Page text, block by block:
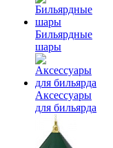
Бильярдные
шары
Аксессуары
для бильярда